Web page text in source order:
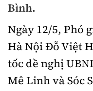
Cải chính
Giám định chất lượng
Quản lý đô thị
Đường bộ
Hàng không
Đường sắt
Kinh tế
Thị trường
Tài chính
Chứng khoán
Pháp luật
Thanh tra
An ninh hình sự
An toàn giao
Giao thông 24h
Bình.
Ngày 12/5, Phó
Hà Nội Đỗ Việt
tốc đề nghị
Mê Linh và Sóc